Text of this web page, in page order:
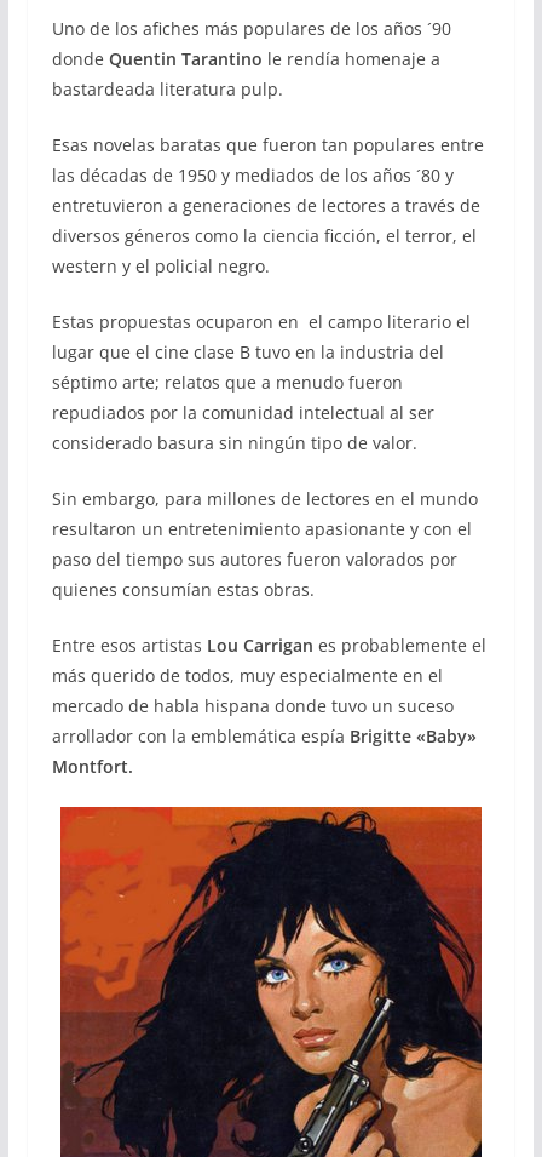
Uno de los afiches más populares de los años ´90
donde Quentin Tarantino le rendía homenaje a
bastardeada literatura pulp.
Esas novelas baratas que fueron tan populares entre
las décadas de 1950 y mediados de los años ´80 y
entretuvieron a generaciones de lectores a través de
diversos géneros como la ciencia ficción, el terror, el
western y el policial negro.
Estas propuestas ocuparon en el campo literario el
lugar que el cine clase B tuvo en la industria del
séptimo arte; relatos que a menudo fueron
repudiados por la comunidad intelectual al ser
considerado basura sin ningún tipo de valor.
Sin embargo, para millones de lectores en el mundo
resultaron un entretenimiento apasionante y con el
paso del tiempo sus autores fueron valorados por
quienes consumían estas obras.
Entre esos artistas Lou Carrigan es probablemente el
más querido de todos, muy especialmente en el
mercado de habla hispana donde tuvo un suceso
arrollador con la emblemática espía Brigitte «Baby»
Montfort.